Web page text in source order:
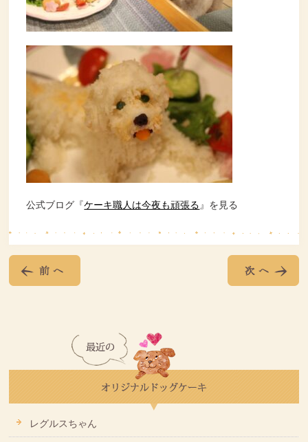
公式ブログ『ケーキ職人は今夜も頑張る 』を見る
レグルスちゃん